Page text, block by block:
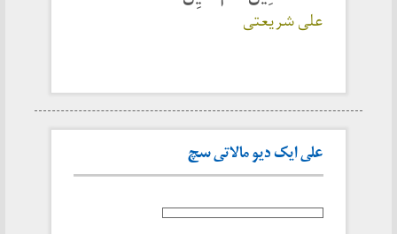
علی شریعتی
علی ایک دیو مالاتی سچ